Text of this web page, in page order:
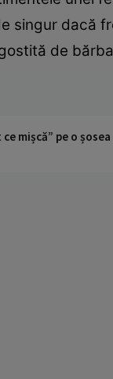
singur dacă
de
mișcă” pe o